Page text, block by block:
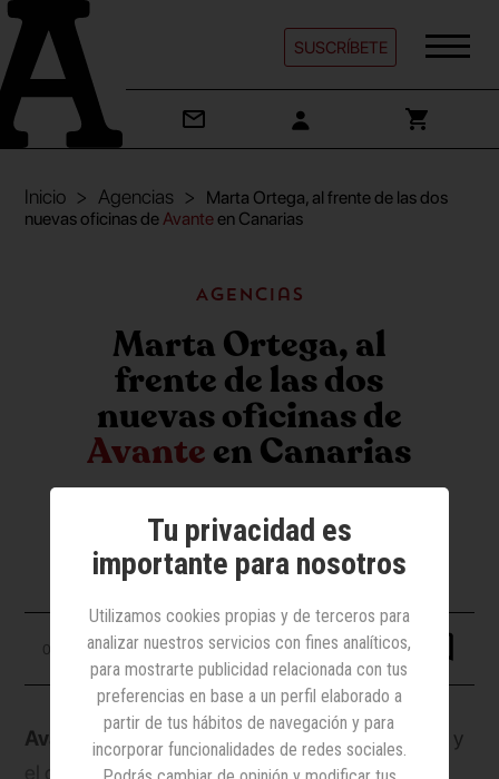
SUSCRÍBETE
Inicio Agencias
Marta Ortega, al frente de las dos
nuevas oficinas deAvante en Canarias
Agencias
Marta Ortega, al
frente de las dos
nuevas oficinas de
Avanteen Canarias
Lanzarote y Gran Canaria
04 julio 2024
Avantecontinúa apostando por la regionalidad y
el conocimiento de la idiosincrasia local en su
Tu privacidad es
importante para nosotros
Utilizamos cookies propias y de terceros para
analizar nuestros servicios con fines analíticos,
para mostrarte publicidad relacionada con tus
preferencias en base a un perfil elaborado a
partir de tus hábitos de navegación y para
incorporar funcionalidades de redes sociales.